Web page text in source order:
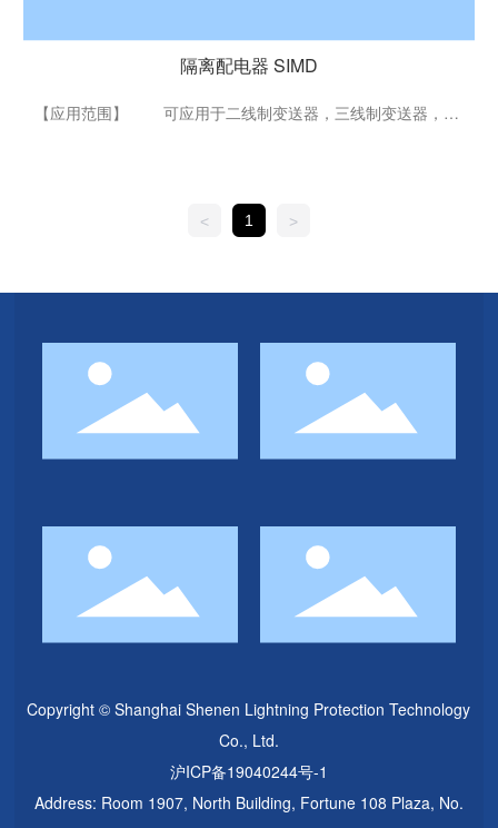
隔离配电器 SIMD
【应用范围】 可应用于二线制变送器，三线制变送器，四
回路配电，解决信号传输问题。 【性能特点】 12.5MM超
薄厚度，适合密集化安装 2.5kVAC,3.0kVDC的高隔离强度
< 1 >
Copyright © Shanghai Shenen Lightning Protection Technology
Co., Ltd.
沪ICP备19040244号-1
Address: Room 1907, North Building, Fortune 108 Plaza, No.